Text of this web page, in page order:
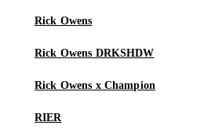
Rick Owens
Rick Owens DRKSHDW
Rick Owens x Champion
RIER